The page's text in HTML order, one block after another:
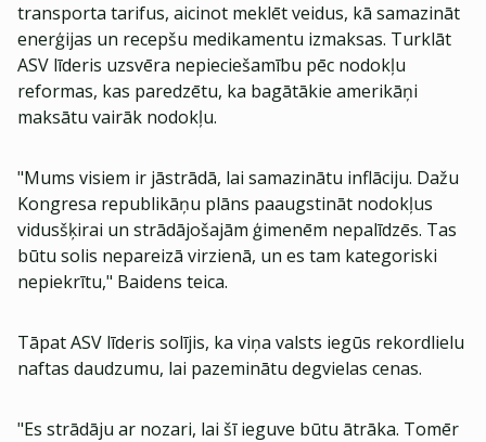
transporta tarifus, aicinot meklēt veidus, kā samazināt
enerģijas un recepšu medikamentu izmaksas. Turklāt
ASV līderis uzsvēra nepieciešamību pēc nodokļu
reformas, kas paredzētu, ka bagātākie amerikāņi
maksātu vairāk nodokļu.
"Mums visiem ir jāstrādā, lai samazinātu inflāciju. Dažu
Kongresa republikāņu plāns paaugstināt nodokļus
vidusšķirai un strādājošajām ģimenēm nepalīdzēs. Tas
būtu solis nepareizā virzienā, un es tam kategoriski
nepiekrītu," Baidens teica.
Tāpat ASV līderis solījis, ka viņa valsts iegūs rekordlielu
naftas daudzumu, lai pazeminātu degvielas cenas.
"Es strādāju ar nozari, lai šī ieguve būtu ātrāka. Tomēr